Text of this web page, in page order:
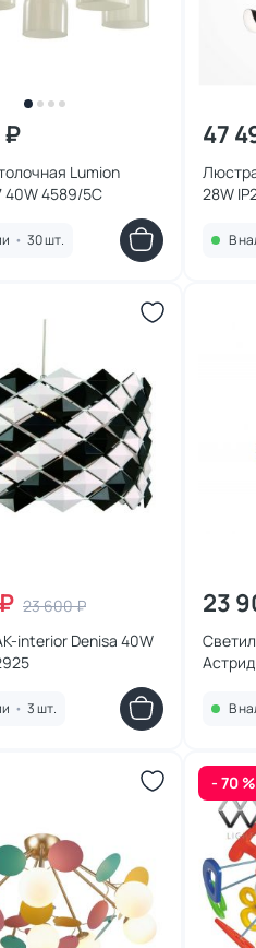
₽
Lumion
40W 4589/5C
• 30 шт.
47
28W
В
23 600 ₽
interior Denisa 40W
• 3 шт.
23
Астрид
В
- 70 %